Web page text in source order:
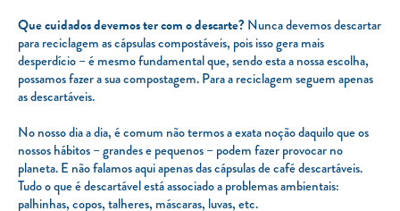
Que cuidados devemos ter com o descarte?Nunca devemos descartar
para reciclagem as cápsulas compostáveis, pois isso gera mais
desperdício – é mesmo fundamental que, sendo esta a nossa escolha,
possamos fazer a sua compostagem. Para a reciclagem seguem apenas
as descartáveis.
No nosso dia a dia, é comum não termos a exata noção daquilo que os
nossos hábitos – grandes e pequenos – podem fazer provocar no
planeta. E não falamos aqui apenas das cápsulas de café descartáveis.
Tudo o que é descartável está associado a problemas ambientais:
palhinhas, copos, talheres, máscaras, luvas, etc.